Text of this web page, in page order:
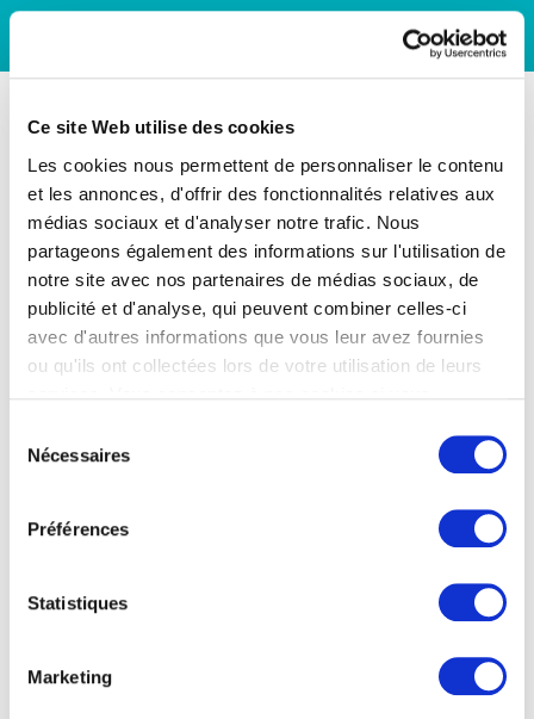
Ce site Web utilise des cookies
Les cookies nous permettent de personnaliser le contenu
et les annonces, d'offrir des fonctionnalités relatives aux
médias sociaux et d'analyser notre trafic. Nous
partageons également des informations sur l'utilisation de
notre site avec nos partenaires de médias sociaux, de
publicité et d'analyse, qui peuvent combiner celles-ci
avec d'autres informations que vous leur avez fournies
ou qu'ils ont collectées lors de votre utilisation de leurs
Nécessaires
Préférences
Statistiques
Marketing